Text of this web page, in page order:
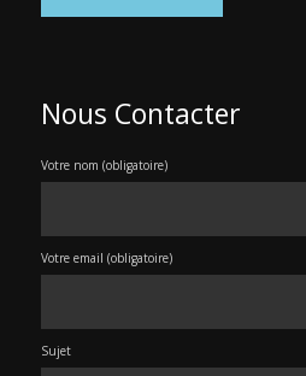
Nous Contacter
Votre nom (obligatoire)
Votre email (obligatoire)
Sujet